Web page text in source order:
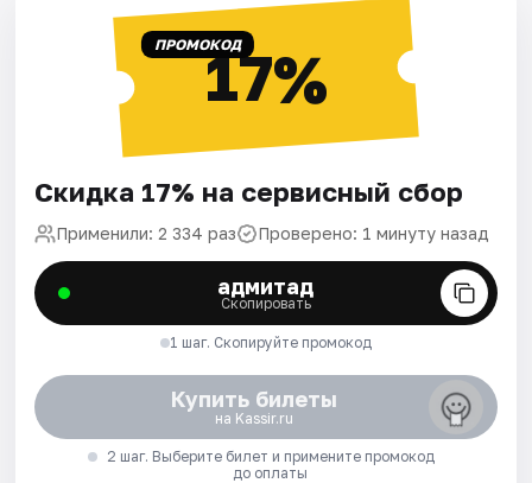
ПРОМОКОД17%
Скидка 17% на сервисный сбор
Применили: 2 334 раз Проверено: 1 минуту назад
адмитад
Скопировать
1 шаг. Скопируйте промокод
Купить билеты
на Kassir.ru
2 шаг. Выберите билет и примените промокод
до оплаты